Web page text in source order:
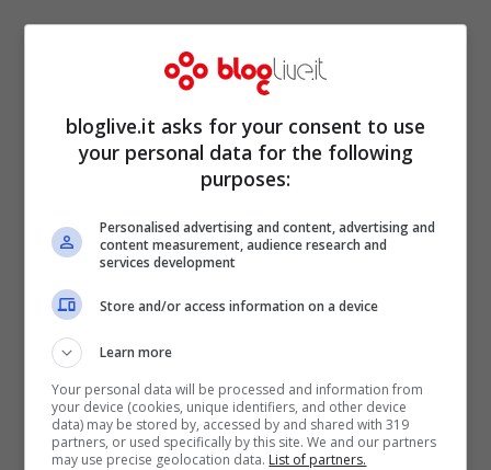
Nella storia successiva la bella Leotta
sensuale balletto
con il sorriso sulle labbra. Dopo aver
allontanato Battaglia in maniera scherzosa,
parte la musica e la sinuosa Diletta si
ammiccanti. Due stories sicuramente
apprezzate dai tanti ammiratori della
giornalista che anche ieri si era mostrata in
bloglive.it asks for your consent to use
your personal data for the following
purposes:
Personalised advertising and content, advertising and
content measurement, audience research and
services development
Store and/or access information on a device
Learn more
Your personal data will be processed and information from
your device (cookies, unique identifiers, and other device
data) may be stored by, accessed by and shared with 319
partners, or used specifically by this site. We and our partners
may use precise geolocation data. List of partners.